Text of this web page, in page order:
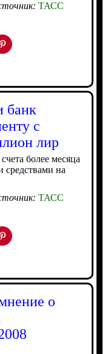
ТАСС
банк
с
лир
более месяца
средствами на
ТАСС
о